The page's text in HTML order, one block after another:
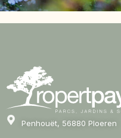
Penhouët, 56880 Ploeren